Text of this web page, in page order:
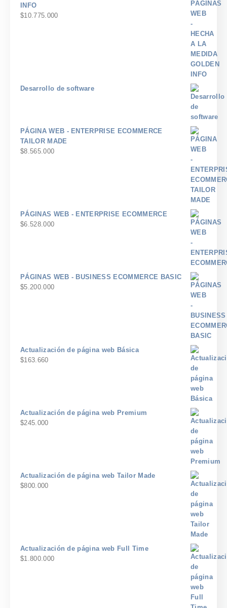
INFO
$10.775.000
Desarrollo de software
PÁGINA WEB - ENTERPRISE ECOMMERCE
TAILOR MADE
$8.565.000
PÁGINAS WEB - ENTERPRISE ECOMMERCE
$6.528.000
PÁGINAS WEB - BUSINESS ECOMMERCE BASIC
$5.200.000
Actualización de página web Básica
$163.660
Actualización de página web Premium
$245.000
Actualización de página web Tailor Made
$800.000
Actualización de página web Full Time
$1.800.000